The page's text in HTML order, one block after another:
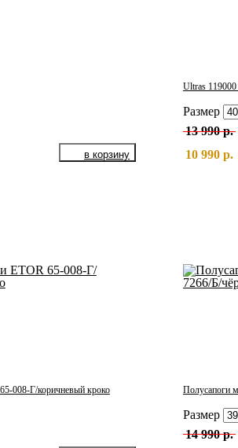
Ultras
Размер
13 990 р.
10 990 р.
008-Г/коричневый кроко Полусапоги
Размер
14 990 р.